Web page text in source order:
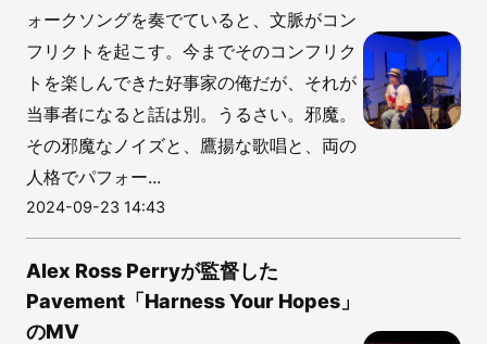
ォークソングを奏でていると、文脈がコン
フリクトを起こす。今までそのコンフリク
トを楽しんできた好事家の俺だが、それが
当事者になると話は別。うるさい。邪魔。
その邪魔なノイズと、鷹揚な歌唱と、両の
人格でパフォー...
2024-09-23 14:43
Alex Ross Perryが監督した
Pavement「Harness Your Hopes」
のMV